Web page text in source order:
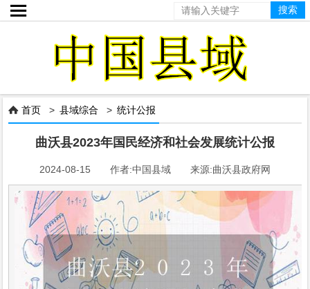

 首页 >县域综合 >统计公报
曲沃县2023年国民经济和社会发展统计公报
2024-08-15 作者:中国县域 来源:曲沃县政府网